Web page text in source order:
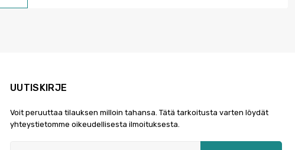
UUTISKIRJE
Voit peruuttaa tilauksen milloin tahansa. Tätä tarkoitusta varten löydät
yhteystietomme oikeudellisesta ilmoituksesta.